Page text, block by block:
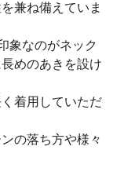
兼ね備えていま
象なのがネック
めのあきを設け
着用していただ
の落ち方や様々